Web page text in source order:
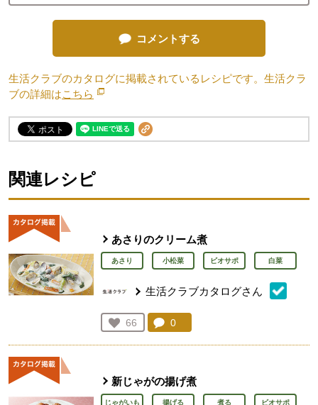
コメントする
生活クラブのカタログに掲載されているレシピです。生活クラ
ブの詳細はこちら 別のウィンドウで開きます。
関連レシピ
あさりのクリーム煮
あさり 小松菜 ビオサポ 白菜
生活クラブカタログさん
お気に入り登録：
66
人が登録
コメント：
0
新じゃがの揚げ煮
じゃがいも 揚げる 煮る ビオサポ